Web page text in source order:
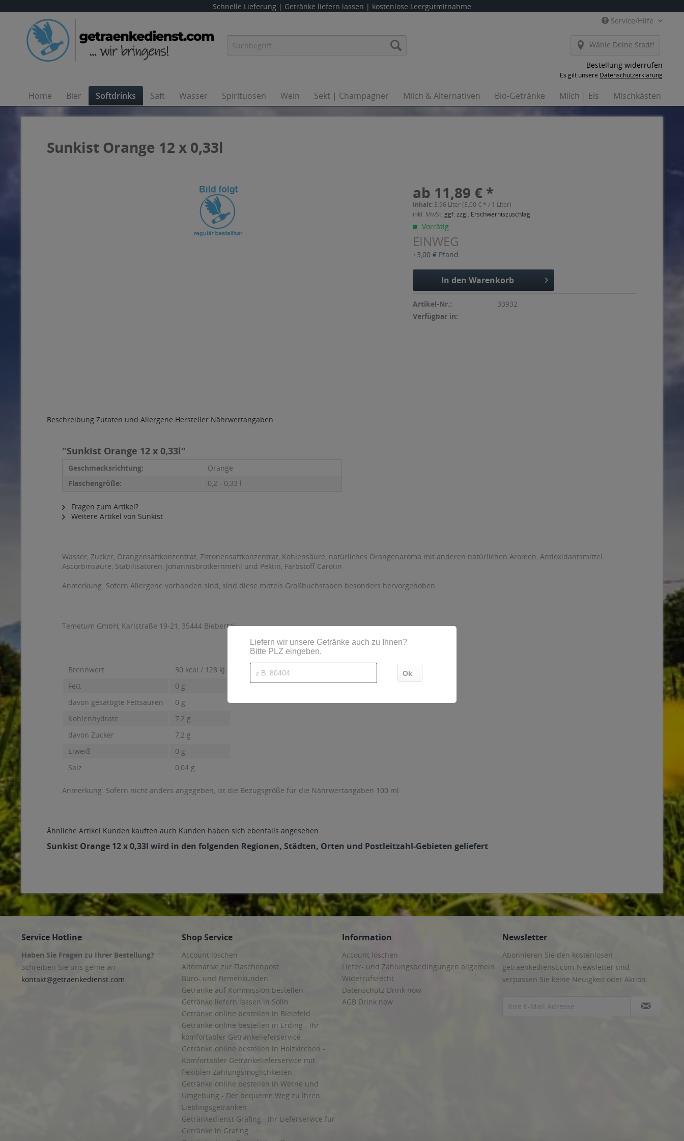
Schnelle Lieferung | Getränke liefern lassen | kostenlose Leergutmitnahme
Service/Hilfe
Wähle Deine Stadt!
Bestellung widerrufen
Es gilt unsere Datenschutzerklärung
Home Bier Softdrinks Saft Wasser Spirituosen Wein Sekt | Champagner Milch & Alternativen Bio-Getränke Milch | Eis Mischkästen
Sunkist Orange 12 x 0,33l
ab 11,89 € *
Inhalt: 3.96 Liter (3,00 € * / 1 Liter)
inkl. MwSt. ggf. zzgl. Erschwerniszuschlag
Vorrätig
EINWEG
+3,00 € Pfand
In den Warenkorb
Artikel-Nr.:
33932
Verfügbar in:
Beschreibung Zutaten und Allergene Hersteller Nährwertangaben
"Sunkist Orange 12 x 0,33l"
Geschmacksrichtung:
Orange
Flaschengröße:
0,2 - 0,33 l
Fragen zum Artikel?
Weitere Artikel von Sunkist
Wasser, Zucker, Orangensaftkonzentrat, Zitronensaftkonzentrat, Kohlensäure, natürliches Orangenaroma mit anderen natürlichen Aromen, Antioxidantsmittel
Ascorbinsäure, Stabilisatoren, Johannisbrotkernmehl und Pektin, Farbstoff Carotin
Anmerkung: Sofern Allergene vorhanden sind, sind diese mittels Großbuchstaben besonders hervorgehoben
Temetum GmbH, Karlstraße 19-21, 35444 Biebertal
Brennwert
30 kcal / 128 kJ
Fett
0 g
davon gesättigte Fettsäuren
0 g
Kohlenhydrate
7,2 g
davon Zucker
7,2 g
Eiweiß
0 g
Salz
0,04 g
Anmerkung: Sofern nicht anders angegeben, ist die Bezugsgröße für die Nährwertangaben 100 ml
Ähnliche Artikel Kunden kauften auch Kunden haben sich ebenfalls angesehen
Sunkist Orange 12 x 0,33l wird in den folgenden Regionen, Städten, Orten und Postleitzahl-Gebieten geliefert
Service Hotline
Haben Sie Fragen zu Ihrer Bestellung?
Schreiben Sie uns gerne an
kontakt@getraenkedienst.com
Shop Service
Account löschen
Alternative zur Flaschenpost
Büro- und Firmenkunden
Getränke auf Kommission bestellen
Getränke liefern lassen in Solln
Getränke online bestellen in Bielefeld
Getränke online bestellen in Erding - Ihr
komfortabler Getränkelieferservice
Getränke online bestellen in Holzkirchen -
Komfortabler Getränkelieferservice mit
flexiblen Zahlungsmöglichkeiten
Getränke online bestellen in Werne und
Umgebung - Der bequeme Weg zu Ihren
Lieblingsgetränken
Getränkedienst Grafing - Ihr Lieferservice für
Getränke in Grafing
Information
Account löschen
Liefer- und Zahlungsbedingungen allgemein
Widerrufsrecht
Datenschutz Drink now
AGB Drink now
Newsletter
Abonnieren Sie den kostenlosen
getraenkedienst.com-Newsletter und
verpassen Sie keine Neuigkeit oder Aktion.